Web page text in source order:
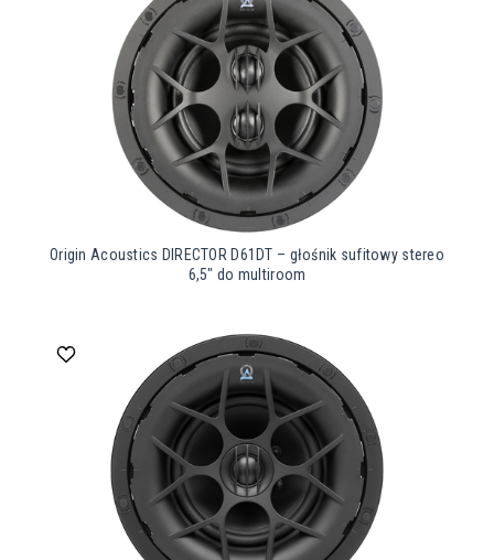
Origin Acoustics DIRECTOR D61DT – głośnik sufitowy stereo
6,5″ do multiroom